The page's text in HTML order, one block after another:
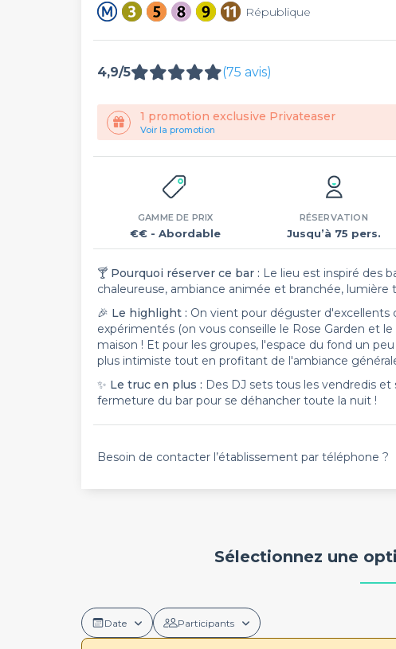
République
4,9/5 (75 avis)
1 promotion exclusive Privateaser
Voir la promotion
GAMME DE PRIX
€€ - Abordable
RÉSERVATION
Jusqu’à 75 pers.
🍸 Pourquoi réserver ce bar : Le lieu est inspiré des
chaleureuse, ambiance animée et branchée,
🎉 Le highlight : On vient pour déguster d'excellents
expérimentés (on vous conseille le Rose Garden et
maison ! Et pour les groupes, l'espace du fond un
plus intimiste tout en profitant de l'ambiance
✨ Le truc en plus : Des DJ sets tous les vendredis
fermeture du bar pour se déhancher toute la nuit !
Besoin de contacter l’établissement par téléphone ?
Sélectionnez une
Date Participants